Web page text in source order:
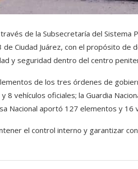
de la Subsecretaría del Sistema
Ciudad Juárez, con el propósito
y seguridad dentro del centro
de los tres órdenes de
8 vehículos oficiales; la Guardia
Nacional aportó 127 elementos y 16
el control interno y garantizar